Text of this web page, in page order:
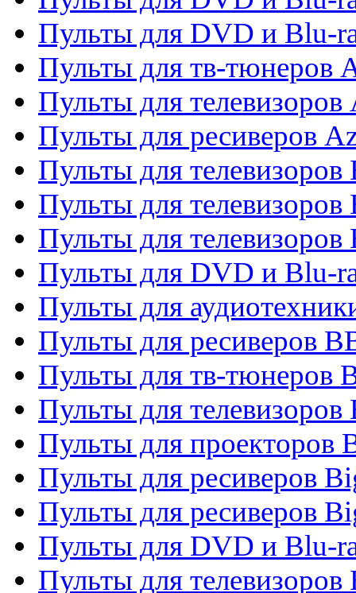
Пульты для DVD и Blu-
Пульты для тв-тюнеров
Пульты для телевизоров
Пульты для ресиверов
Пульты для
Пульты для
Пульты для
Пульты для DVD и Blu-
Пульты для
Пульты для ресиверов
Пульты для тв-тюнеров
Пульты для телевизоров
Пульты для проекторов
Пульты для ресиверов
Пульты для ресиверов
Пульты для DVD и Blu-
Пульты для телевизоров